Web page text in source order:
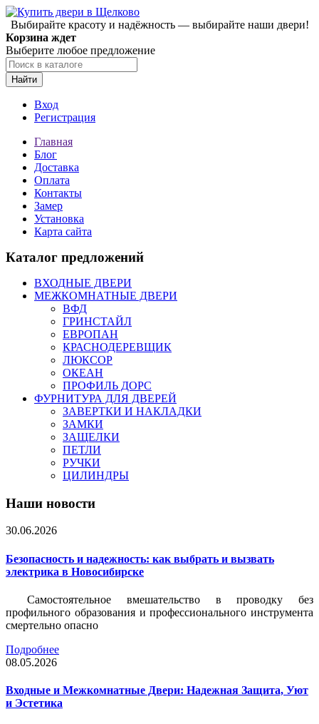
Выбирайте красоту и надёжность — выбирайте наши двери!
Корзина ждет
Выберите любое предложение
Найти
Вход
Регистрация
Главная
Блог
Доставка
Оплата
Контакты
Замер
Установка
Карта сайта
Каталог предложений
ВХОДНЫЕ ДВЕРИ
МЕЖКОМНАТНЫЕ ДВЕРИ
ВФД
ГРИНСТАЙЛ
ЕВРОПАН
КРАСНОДЕРЕВЩИК
ЛЮКСОР
ОКЕАН
ПРОФИЛЬ ДОРС
ФУРНИТУРА ДЛЯ ДВЕРЕЙ
ЗАВЕРТКИ И НАКЛАДКИ
ЗАМКИ
ЗАЩЕЛКИ
ПЕТЛИ
РУЧКИ
ЦИЛИНДРЫ
Наши новости
30.06.2026
Безопасность и надежность: как выбрать и вызвать
электрика в Новосибирске
Самостоятельное вмешательство в проводку без
профильного образования и профессионального инструмента
смертельно опасно
Подробнее
08.05.2026
Входные и Межкомнатные Двери: Надежная Защита, Уют
и Эстетика